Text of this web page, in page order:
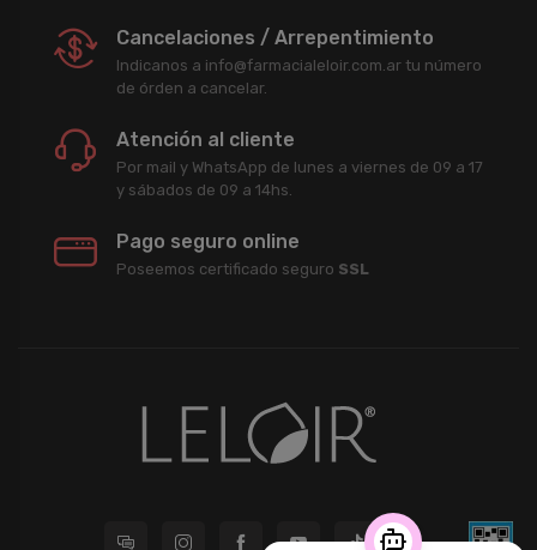
Cancelaciones / Arrepentimiento
Indicanos a info@farmacialeloir.com.ar tu número
de órden a cancelar.
Atención al cliente
Por mail y WhatsApp de lunes a viernes de 09 a 17
y sábados de 09 a 14hs.
Pago seguro online
Poseemos certificado seguro SSL